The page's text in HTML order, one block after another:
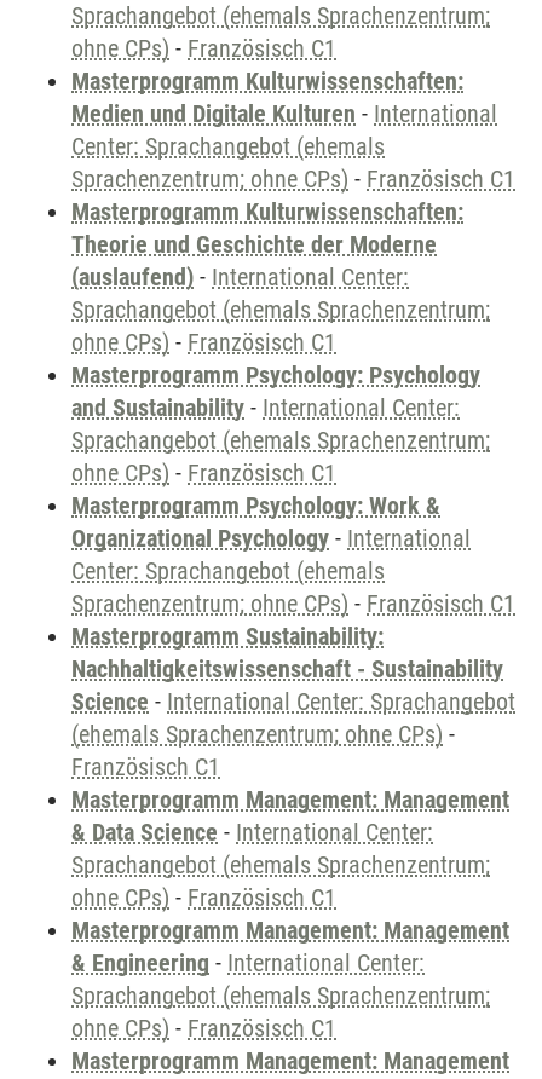
Sprachangebot (ehemals Sprachenzentrum;
ohne CPs) - Französisch C1
Masterprogramm Kulturwissenschaften:
Medien und Digitale Kulturen - International
Center: Sprachangebot (ehemals
Sprachenzentrum; ohne CPs) - Französisch C1
Masterprogramm Kulturwissenschaften:
Theorie und Geschichte der Moderne
(auslaufend) - International Center:
Sprachangebot (ehemals Sprachenzentrum;
ohne CPs) - Französisch C1
Masterprogramm Psychology: Psychology
and Sustainability - International Center:
Sprachangebot (ehemals Sprachenzentrum;
ohne CPs) - Französisch C1
Masterprogramm Psychology: Work &
Organizational Psychology - International
Center: Sprachangebot (ehemals
Sprachenzentrum; ohne CPs) - Französisch C1
Masterprogramm Sustainability:
Nachhaltigkeitswissenschaft - Sustainability
Science - International Center: Sprachangebot
(ehemals Sprachenzentrum; ohne CPs) -
Französisch C1
Masterprogramm Management: Management
& Data Science - International Center:
Sprachangebot (ehemals Sprachenzentrum;
ohne CPs) - Französisch C1
Masterprogramm Management: Management
& Engineering - International Center:
Sprachangebot (ehemals Sprachenzentrum;
ohne CPs) - Französisch C1
Masterprogramm Management: Management